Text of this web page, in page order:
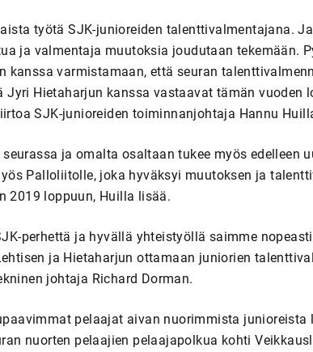
työtä SJK-junioreiden talenttivalmentajana.
ja valmentaja muutoksia joudutaan tekemään.
kanssa varmistamaan, että seuran
Jyri Hietaharjun kanssa vastaavat tämän vuoden
SJK-junioreiden toiminnanjohtaja Hannu
ja omalta osaltaan tukee myös edelleen
Palloliitolle, joka hyväksyi muutoksen ja
2019 loppuun, Huilla lisää.
perhettä ja hyvällä yhteistyöllä saimme
ja Hietaharjun ottamaan juniorien
johtaja Richard Dorman.
pelaajat aivan nuorimmista junioreista
nuorten pelaajien pelaajapolkua kohti